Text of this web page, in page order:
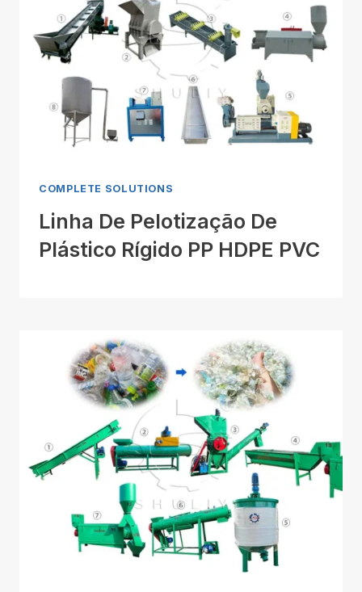
COMPLETE SOLUTIONS
Linha De Pelotização De
Plástico Rígido PP HDPE PVC